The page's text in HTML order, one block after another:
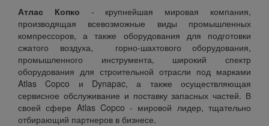
Атлас Копко - крупнейшая мировая компания,
производящая всевозможные виды промышленных
компрессоров, а также оборудования для подготовки
сжатого воздуха, горно-шахтового оборудования,
промышленного инструмента, широкий спектр
оборудования для строительной отрасли под марками
Atlas Copco и Dynapac, а также осуществляющая
сервисное обслуживание и поставку запасных частей. В
своей сфере Atlas Copco - мировой лидер, тщательно
отбирающий партнеров в бизнесе.